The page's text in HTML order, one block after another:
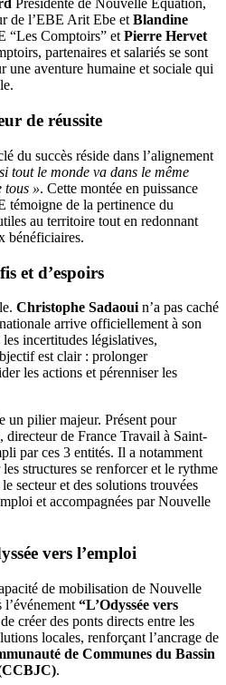
Présidente de Nouvelle Équation,
de l’EBE Arit Ebe et Blandine
“Les Comptoirs” et Pierre Hervet
partenaires et salariés se sont
une aventure humaine et sociale qui
de réussite
du succès réside dans l’alignement
tout le monde va dans le même
tous ». Cette montée en puissance
témoigne de la pertinence du
au territoire tout en redonnant
bénéficiaires.
et d’espoirs
Christophe Sadaoui n’a pas caché
arrive officiellement à son
incertitudes législatives,
est clair : prolonger
les actions et pérenniser les
un pilier majeur. Présent pour
, directeur de France Travail à Saint-
par ces 3 entités. Il a notamment
structures se renforcer et le rythme
secteur et des solutions trouvées
et accompagnées par Nouvelle
vers l’emploi
de mobilisation de Nouvelle
“L’Odyssée vers
créer des ponts directs entre les
locales, renforçant l’ancrage de
de Communes du Bassin
.